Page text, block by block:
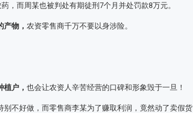
，而周某也被判处有期徒刑7个月并处罚款8万元。
物， 农资零售商千万不要以身涉险。
户， 也会让农资人辛苦经营的口碑和形象毁于一旦！
不好做，而零售商李某为了赚取利润，竟然动了卖假货